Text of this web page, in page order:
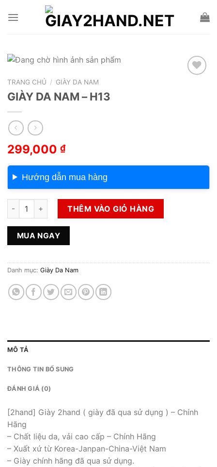
TRANG CHỦ / GIÀY DA NAM
GIÀY DA NAM – H13
299,000 ₫
Hướng dẫn mua hàng
GIÀY DA NAM – H13 số lượngTHÊM VÀO GIỎ HÀNG
MUA NGAY
Danh mục: Giày Da Nam
MÔ TẢ
THÔNG TIN BỔ SUNG
ĐÁNH GIÁ (0)
[2hand] Giày 2hand ( giày đã qua sử dụng ) – Chính
Hãng
– Chất liệu da, vải cao cấp – Chính Hãng
– Xuất xứ từ Korea-Janpan-China-Việt Nam
– Giày chính hãng đã qua sử dụng.